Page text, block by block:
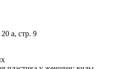
а, стр. 9